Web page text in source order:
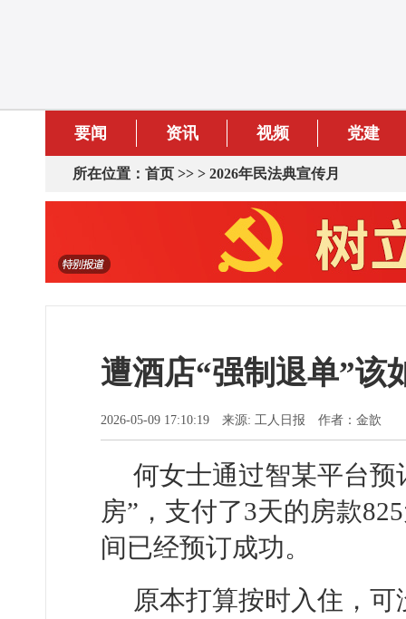
要闻 资讯 视频 党建
所在位置： 首页 >> > 2026年民法典宣传月
遭酒店“强制退单”该
2026-05-09 17:10:19 来源: 工人日报 作者：金歆
何女士通过智某平台
房”，支付了3天的房款
间已经预订成功。
原本打算按时入住，